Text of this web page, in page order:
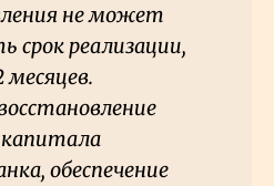
не может
срок реализации,
обеспечение